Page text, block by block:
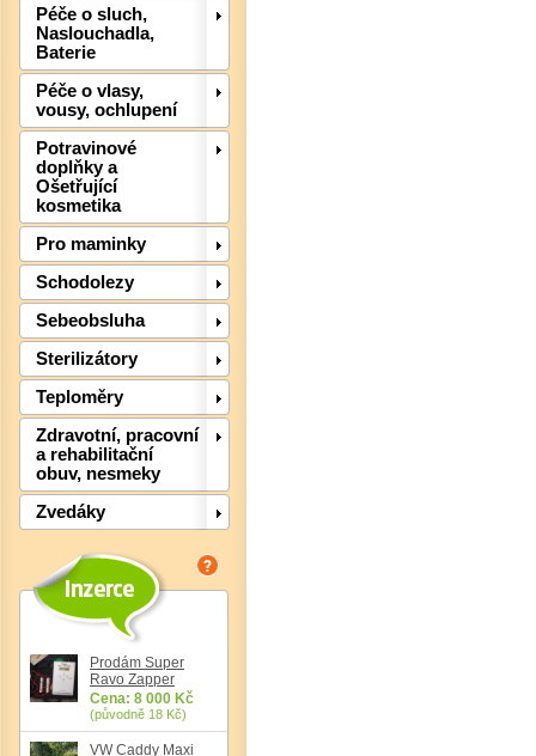
Péče o sluch,
Naslouchadla,
Baterie
Péče o vlasy,
vousy, ochlupení
Potravinové
doplňky a
Ošetřující
kosmetika
Pro maminky
Schodolezy
Sebeobsluha
Sterilizátory
Teploměry
Zdravotní, pracovní
a rehabilitační
obuv, nesmeky
Zvedáky
Prodám Super
Ravo Zapper
Cena: 8 000 Kč
(původně 18 Kč)
VW Caddy Maxi